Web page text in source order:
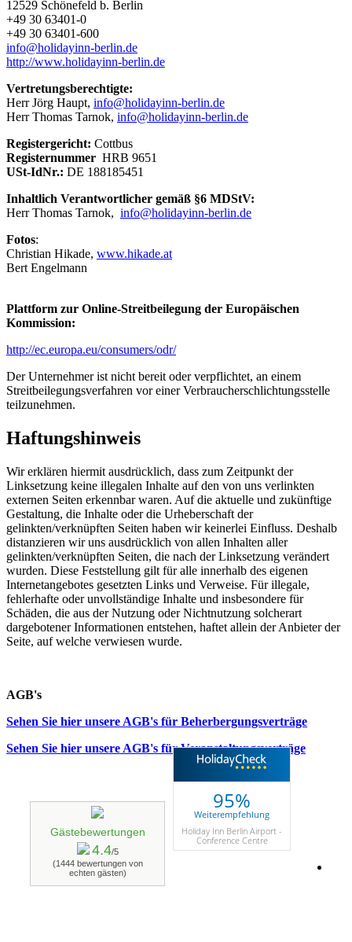
12529 Schönefeld b. Berlin
+49 30 63401-0
+49 30 63401-600
info@holidayinn-berlin.de
http://www.holidayinn-berlin.de
Vertretungsberechtigte:
Herr Jörg Haupt, info@holidayinn-berlin.de
Herr Thomas Tarnok, info@holidayinn-berlin.de
Registergericht: Cottbus
Registernummer HRB 9651
USt-IdNr.: DE 188185451
Inhaltlich Verantwortlicher gemäß §6 MDStV:
Herr Thomas Tarnok, info@holidayinn-berlin.de
Fotos:
Christian Hikade, www.hikade.at
Bert Engelmann
Plattform zur Online-Streitbeilegung der Europäischen
Kommission:
http://ec.europa.eu/consumers/odr/
Der Unternehmer ist nicht bereit oder verpflichtet, an einem
Streitbeilegungsverfahren vor einer Verbraucherschlichtungsstelle
teilzunehmen.
Haftungshinweis
Wir erklären hiermit ausdrücklich, dass zum Zeitpunkt der
Linksetzung keine illegalen Inhalte auf den von uns verlinkten
externen Seiten erkennbar waren. Auf die aktuelle und zukünftige
Gestaltung, die Inhalte oder die Urheberschaft der
gelinkten/verknüpften Seiten haben wir keinerlei Einfluss. Deshalb
distanzieren wir uns ausdrücklich von allen Inhalten aller
gelinkten/verknüpften Seiten, die nach der Linksetzung verändert
wurden. Diese Feststellung gilt für alle innerhalb des eigenen
Internetangebotes gesetzten Links und Verweise. Für illegale,
fehlerhafte oder unvollständige Inhalte und insbesondere für
Schäden, die aus der Nutzung oder Nichtnutzung solcherart
dargebotener Informationen entstehen, haftet allein der Anbieter der
Seite, auf welche verwiesen wurde.
AGB's
Sehen Sie hier unsere AGB's für Beherbergungsverträge
Sehen Sie hier unsere AGB's für Veranstaltungsverträge
Gästebewertungen
4.4/5
(1444 bewertungen von
echten gästen)
95%
Weiterempfehlung
Holiday Inn Berlin Airport -
Conference Centre